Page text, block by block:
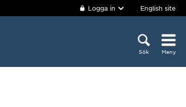
Logga in English site
Sök Meny